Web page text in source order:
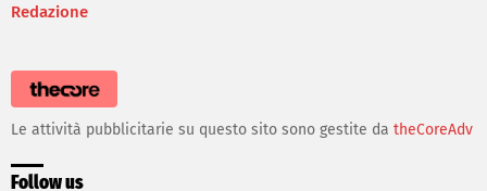
Redazione
Le attività pubblicitarie su questo sito sono gestite da theCoreAdv
Follow us